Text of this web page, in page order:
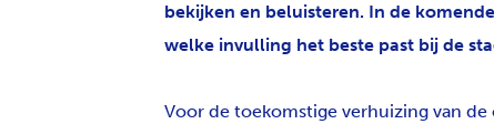
bekijken en beluisteren. In de
welke invulling het beste past bij de
Voor de toekomstige verhuizing van de